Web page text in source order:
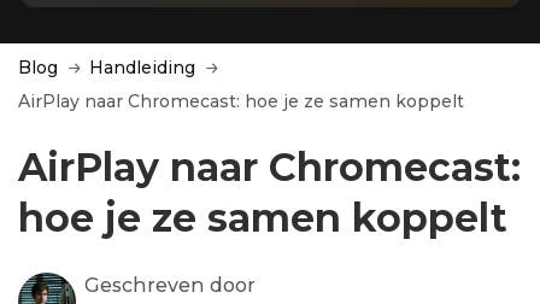
Blog
Handleiding
AirPlay naar Chromecast: hoe je ze samen koppelt
AirPlay naar Chromecast:
hoe je ze samen koppelt
Geschreven door